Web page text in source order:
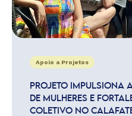
Apoio a Projetos
PROJETO IMPULSIONA
DE MULHERES E
COLETIVO NO